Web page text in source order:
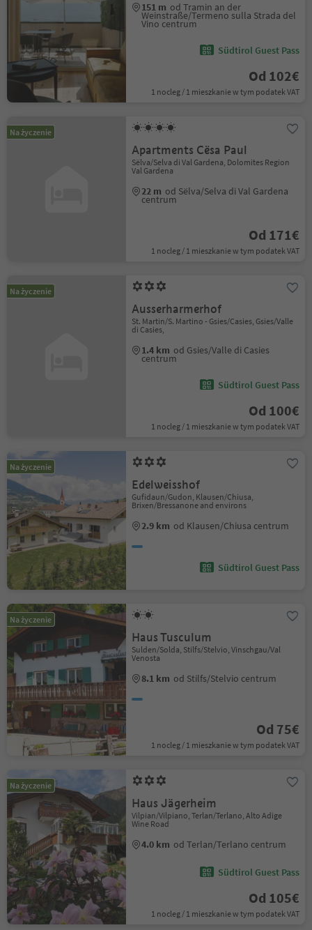
151 m od Tramin an der
Weinstraße/Termeno sulla Strada del
Vino centrum
Südtirol Guest Pass
Od 102€
1 nocleg / 1 mieszkanie w tym podatek VAT
Na życzenie
Apartments Cësa Paul
Sëlva/Selva di Val Gardena, Dolomites Region
Val Gardena
22 m od Sëlva/Selva di Val Gardena
centrum
Od 171€
1 nocleg / 1 mieszkanie w tym podatek VAT
Na życzenie
Ausserharmerhof
St. Martin/S. Martino - Gsies/Casies, Gsies/Valle
di Casies,
1.4 km od Gsies/Valle di Casies
centrum
Südtirol Guest Pass
Od 100€
1 nocleg / 1 mieszkanie w tym podatek VAT
Na życzenie
Edelweisshof
Gufidaun/Gudon, Klausen/Chiusa,
Brixen/Bressanone and environs
2.9 km od Klausen/Chiusa centrum
Südtirol Guest Pass
Na życzenie
Haus Tusculum
Sulden/Solda, Stilfs/Stelvio, Vinschgau/Val
Venosta
8.1 km od Stilfs/Stelvio centrum
Od 75€
1 nocleg / 1 mieszkanie w tym podatek VAT
Na życzenie
Haus Jägerheim
Vilpian/Vilpiano, Terlan/Terlano, Alto Adige
Wine Road
4.0 km od Terlan/Terlano centrum
Südtirol Guest Pass
Od 105€
1 nocleg / 1 mieszkanie w tym podatek VAT